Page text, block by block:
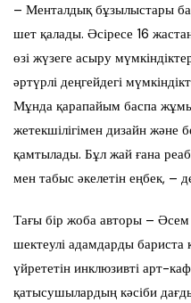
– Менталдық бұзылыстары
шет қалады. Әсіресе 16
өзі жүзеге асыру
әртүрлі деңгейдегі
Мұнда қарапайым баспа
жетекшілігімен дизайн және
қамтылады. Бұл жай ғана
мен табыс әкелетін еңбек, –
Тағы бір жоба авторы – Әсем
шектеулі адамдарды бариста
үйрететін инклюзивті арт-
қатысушылардың кәсіби